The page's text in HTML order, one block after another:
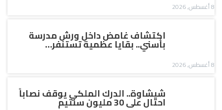
8 أغسطس, 2026
اكتشاف غامض داخل ورش مدرسة
بأسني.. بقايا عظمية تستنفر…
8 أغسطس, 2026
شيشاوة.. الدرك الملكي يوقف نصاباً
احتال على 30 مليون سنتيم